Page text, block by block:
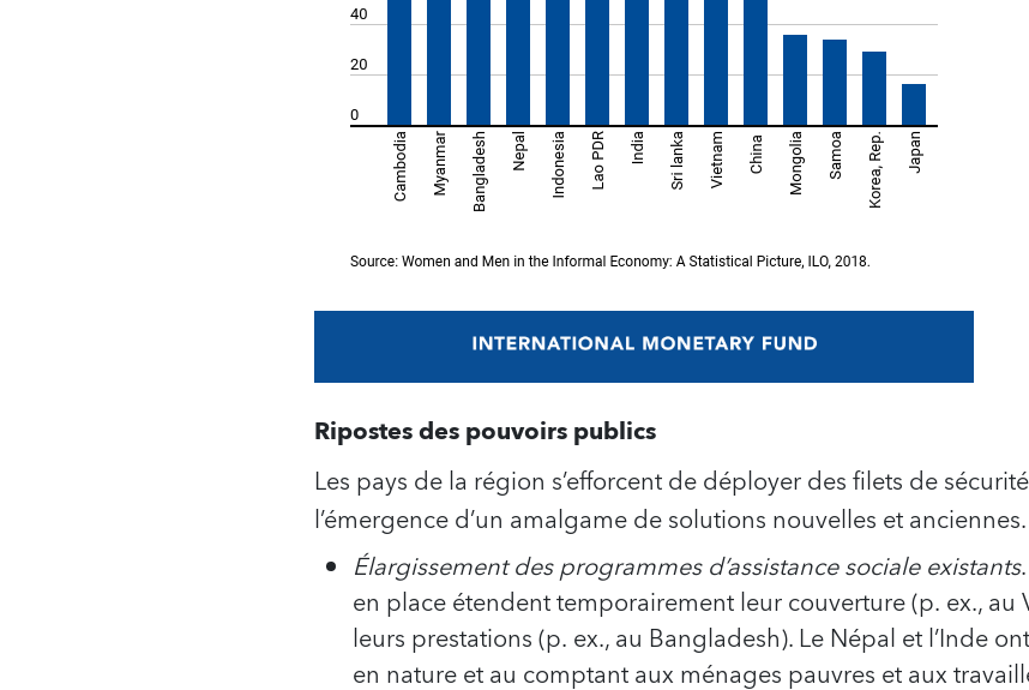
Ripostes des pouvoirs publics
Les pays de la région s’efforcent de déployer des filets de
l’émergence d’un amalgame de solutions nouvelles et anciennes.
Élargissement des programmes d’assistance sociale existants
en place étendent temporairement leur couverture (p. ex.,
leurs prestations (p. ex., au Bangladesh). Le Népal et l’Inde
en nature et au comptant aux ménages pauvres et aux